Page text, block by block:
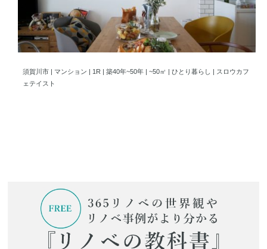
須賀川市 | マンション | 1R | 築40年~50年 | ~50㎡ | ひとり暮らし | スロウカフ
ェテイスト